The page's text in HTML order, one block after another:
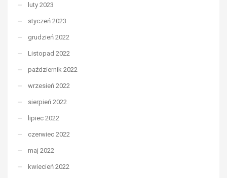
luty 2023
styczeń 2023
grudzień 2022
Listopad 2022
październik 2022
wrzesień 2022
sierpień 2022
lipiec 2022
czerwiec 2022
maj 2022
kwiecień 2022